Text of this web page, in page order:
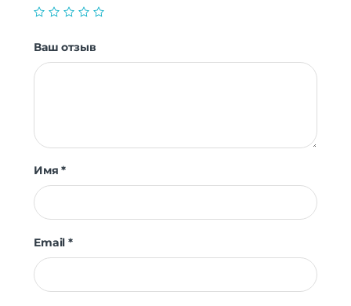
Ваш отзыв
Имя*
Email*